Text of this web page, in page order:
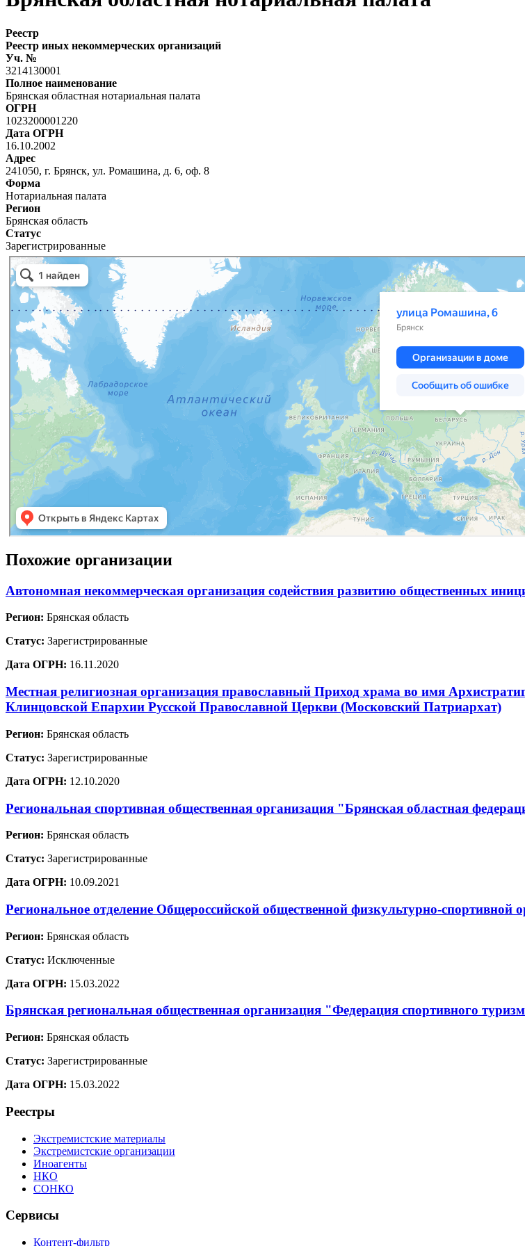
Реестр
Реестр иных некоммерческих организаций
Уч. №
3214130001
Полное наименование
Брянская областная нотариальная палата
ОГРН
1023200001220
Дата ОГРН
16.10.2002
Адрес
241050, г. Брянск, ул. Ромашина, д. 6, оф. 8
Форма
Нотариальная палата
Регион
Брянская область
Статус
Зарегистрированные
Похожие организации
Автономная некоммерческая организация содействия развитию общественных
Регион: Брянская область
Статус: Зарегистрированные
Дата ОГРН: 16.11.2020
Местная религиозная организация православный Приход храма во имя
Клинцовской Епархии Русской Православной Церкви (Московский Патриархат)
Регион: Брянская область
Статус: Зарегистрированные
Дата ОГРН: 12.10.2020
Региональная спортивная общественная организация "Брянская областная
Регион: Брянская область
Статус: Зарегистрированные
Дата ОГРН: 10.09.2021
Региональное отделение Общероссийской общественной физкультурно-
Регион: Брянская область
Статус: Исключенные
Дата ОГРН: 15.03.2022
Брянская региональная общественная организация "Федерация спортивного
Регион: Брянская область
Статус: Зарегистрированные
Дата ОГРН: 15.03.2022
Реестры
Экстремистские материалы
Экстремистские организации
Иноагенты
НКО
СОНКО
Сервисы
Контент-фильтр